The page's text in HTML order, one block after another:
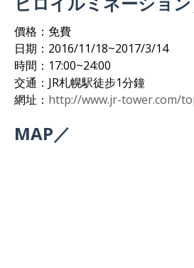
價格：免費
日期：2016/11/18~2017/3/14
時間：17:00~24:00
交通：JR札幌駅徒步1分鐘
網址： http://www.jr-tower.com/
MAP／